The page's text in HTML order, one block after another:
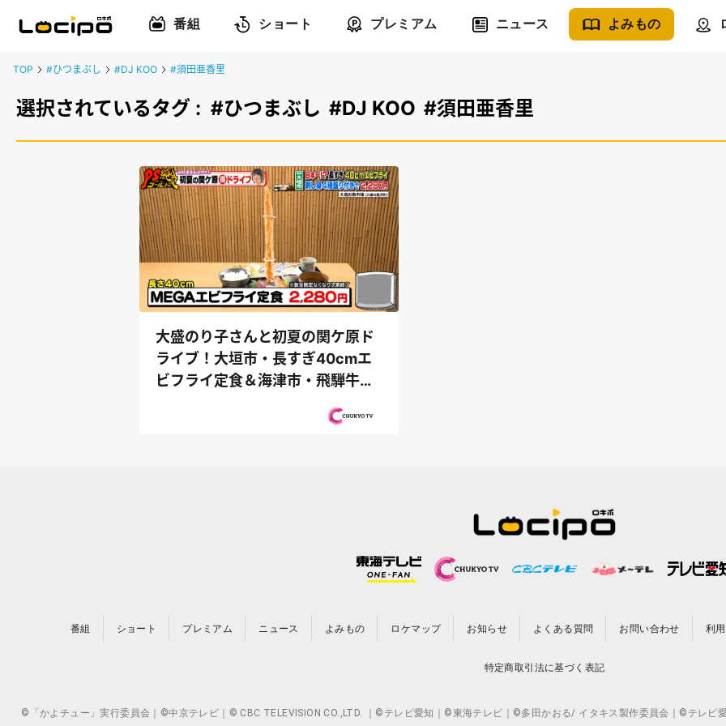
番組 ショート プレミアム ニュース よみもの
TOP #ひつまぶし #DJ KOO #須田亜香里
選択されているタグ : #ひつまぶし #DJ KOO #須田亜香里
大盛のり子さんと初夏の関ケ原ド
ライブ！大垣市・長すぎ40cmエ
ビフライ定食＆海津市・飛騨牛中
番組 ショート プレミアム ニュース よみもの ロケマップ お知らせ よくある質問 お問い合わせ 利
特定商取引法に基づく表記
©「かよチュー」実行委員会｜©中京テレビ｜© CBC TELEVISION CO.,LTD. ｜©テレビ愛知｜©東海テレビ｜©多田かおる/ イタキス製作委員会｜©テレビ